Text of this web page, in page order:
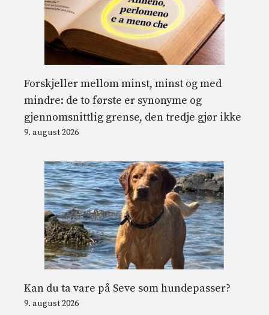
Forskjeller mellom minst, minst og med
mindre: de to første er synonyme og
gjennomsnittlig grense, den tredje gjør ikke
9. august 2026
Kan du ta vare på Seve som hundepasser?
9. august 2026